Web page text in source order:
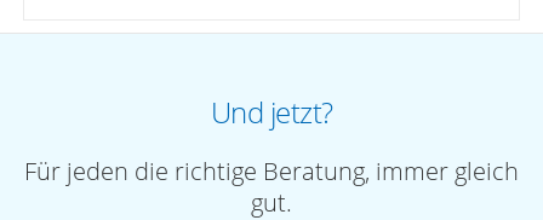
Und jetzt?
Für jeden die richtige Beratung, immer gleich
gut.